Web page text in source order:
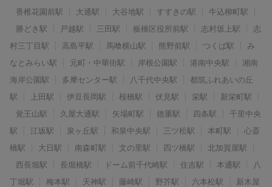
香椎花園前駅
大通駅 大谷地駅 すすきの駅
牛込柳町駅
勝どき駅
戸越駅 三田駅 板橋区役所前駅 志村坂上駅
志
村三丁目駅
高島平駅 馬喰横山駅 熊野前駅 つくば駅
み
なとみらい駅
元町・中華街駅 岸根公園駅 港南中央駅
湘南
海岸公園駅
多摩センター駅 八千代中央駅
都筑ふれあいの丘
駅
上田駅 伊豆長岡駅 桜橋駅 伏見駅 栄駅
新栄町駅
覚王山駅
久屋大通駅 矢場町駅 徳重駅 四条駅
千里中央
駅
江坂駅 泉ヶ丘駅 和泉中央駅 三ツ松駅 本町駅
心斎
橋駅
大日駅 南森町駅 文の里駅 四ツ橋駅
北加賀屋駅
西長堀駅
長堀橋駅 ドーム前千代崎駅 住吉駅 本通駅
八
丁堀駅
梅本駅 天神駅 藤崎駅 野芥駅 六本松駅
新木屋